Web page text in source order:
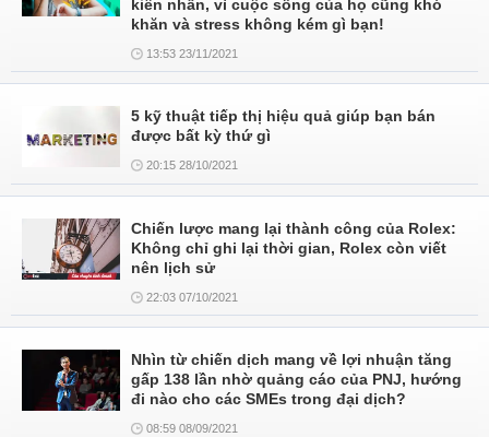
kiên nhẫn, vì cuộc sống của họ cũng khó
khăn và stress không kém gì bạn!
13:53 23/11/2021
5 kỹ thuật tiếp thị hiệu quả giúp bạn bán
được bất kỳ thứ gì
20:15 28/10/2021
Chiến lược mang lại thành công của Rolex:
Không chỉ ghi lại thời gian, Rolex còn viết
nên lịch sử
22:03 07/10/2021
Nhìn từ chiến dịch mang về lợi nhuận tăng
gấp 138 lần nhờ quảng cáo của PNJ, hướng
đi nào cho các SMEs trong đại dịch?
08:59 08/09/2021